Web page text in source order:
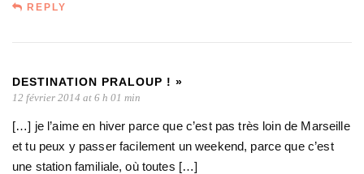
REPLY
DESTINATION PRALOUP ! »
12 février 2014 at 6 h 01 min
[…] je l’aime en hiver parce que c’est pas très loin de Marseille
et tu peux y passer facilement un weekend, parce que c’est
une station familiale, où toutes […]